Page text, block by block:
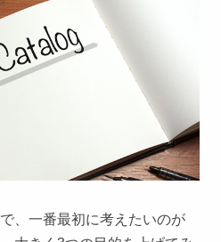
、一番最初に考えたいのが